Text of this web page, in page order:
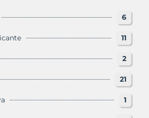
6
11
2
21
1